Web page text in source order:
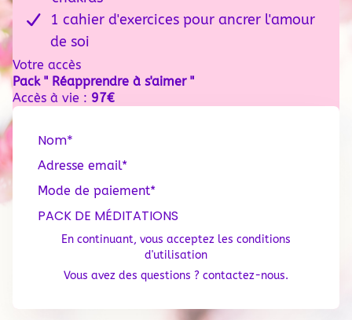
1 cahier d'exercices pour ancrer l'amour
de soi
Votre accès
Pack " Réapprendre à s'aimer "
Accès à vie : 97€
Nom*
Adresse email*
Mode de paiement*
PACK DE MÉDITATIONS
En continuant, vous acceptez les conditions
d'utilisation
Vous avez des questions ? contactez-nous.